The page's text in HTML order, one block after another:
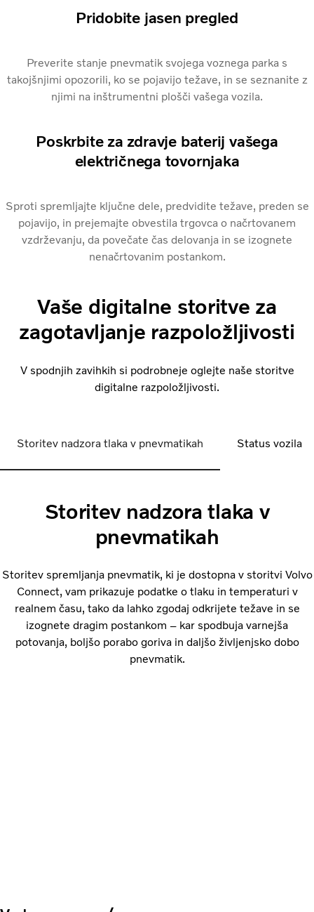
Pridobite jasen pregled
Preverite stanje pnevmatik svojega voznega parka s
takojšnjimi opozorili, ko se pojavijo težave, in se seznanite z
njimi na inštrumentni plošči vašega vozila.
Poskrbite za zdravje baterij vašega
električnega tovornjaka
Sproti spremljajte ključne dele, predvidite težave, preden se
pojavijo, in prejemajte obvestila trgovca o načrtovanem
vzdrževanju, da povečate čas delovanja in se izognete
nenačrtovanim postankom.
Vaše digitalne storitve za
zagotavljanje razpoložljivosti
V spodnjih zavihkih si podrobneje oglejte naše storitve
digitalne razpoložljivosti.
Storitev nadzora tlaka v pnevmatikah Status vozila
Storitev nadzora tlaka v
pnevmatikah
Storitev spremljanja pnevmatik, ki je dostopna v storitvi Volvo
Connect, vam prikazuje podatke o tlaku in temperaturi v
realnem času, tako da lahko zgodaj odkrijete težave in se
izognete dragim postankom – kar spodbuja varnejša
potovanja, boljšo porabo goriva in daljšo življenjsko dobo
pnevmatik.